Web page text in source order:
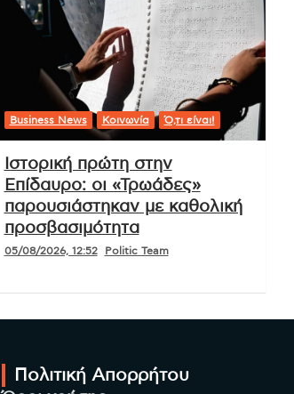
Business News Κοινωνία Ό,τι είναι!
Ιστορική πρώτη στην
Επίδαυρο: οι «Τρωάδες»
παρουσιάστηκαν με καθολική
προσβασιμότητα
05/08/2026, 12:52 Politic Team
Πολιτική Απορρήτου